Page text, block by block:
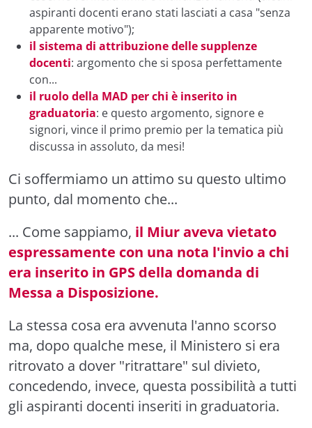
aspiranti docenti erano stati lasciati a casa "senza
apparente motivo");
il sistema di attribuzione delle supplenze
docenti: argomento che si sposa perfettamente
con...
il ruolo della MAD per chi è inserito in
graduatoria: e questo argomento, signore e
signori, vince il primo premio per la tematica più
discussa in assoluto, da mesi!
Ci soffermiamo un attimo su questo ultimo
punto, dal momento che...
... Come sappiamo, il Miur aveva vietato
espressamente con una nota l'invio a chi
era inserito in GPS della domanda di
Messa a Disposizione.
La stessa cosa era avvenuta l'anno scorso
ma, dopo qualche mese, il Ministero si era
ritrovato a dover "ritrattare" sul divieto,
concedendo, invece, questa possibilità a tutti
gli aspiranti docenti inseriti in graduatoria.